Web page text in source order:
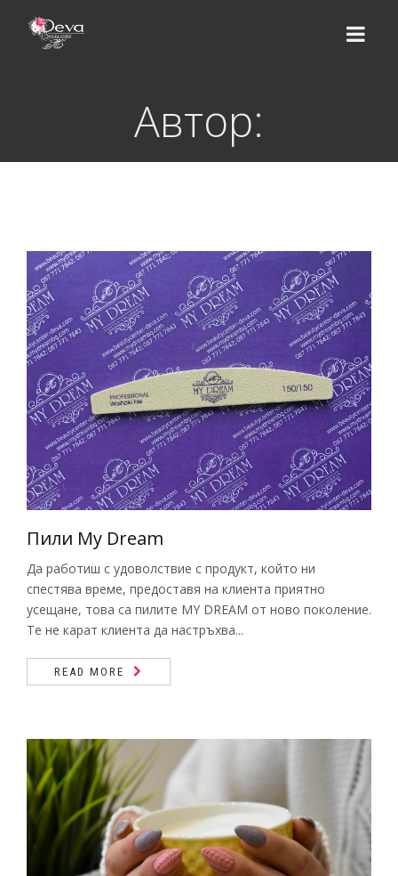
Цени
КУРСОВЕ
Базов курс
Надграждащи курсове
ВИДЕО УРОЦИ
МАГАЗИН
Пигменти
Материали за изграждане на нокти
Златните четки на Татяна Гюмишева
Инструменти
Пили
Фрези
НОВИНИ
КОНТАКТИ
Автор:
Пили My Dream
Да работиш с удоволствие с продукт, който ни
спестява време, предоставя на клиента приятно
усещане, това са пилите MY DREAM от ново поколение.
Те не карат клиента да настръхва...
READ MORE